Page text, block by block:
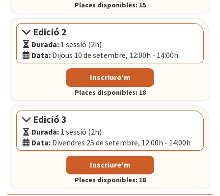
Dijous 3 de setembre, 12:00h - 14:00h
El Convent- Plaça Pons i Clerch, 2, 1r BARCELONA
Places disponibles: 15
Edició 2
Durada: 1 sessió (2h)
Data: Dijous 10 de setembre, 12:00h - 14:00h
Modalitat:Sessió presencial
Català
Dijous 10 de setembre, 12:00h - 14:00h
El Convent- Plaça Pons i Clerch, 2, 1r BARCELONA
Places disponibles: 18
Inscriure'm
Edició 3
Durada: 1 sessió (2h)
Data: Divendres 25 de setembre, 12:00h - 14:00h
Modalitat:Sessió presencial
Català
Divendres 25 de setembre, 12:00h - 14:00h
Places disponibles: 18
Inscriure'm